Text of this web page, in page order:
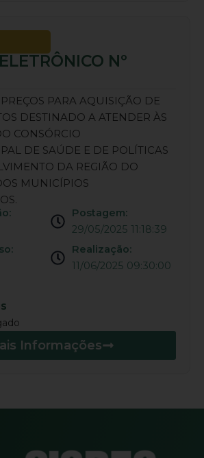
Nº
PARA AQUISIÇÃO DE
DESTINADO A ATENDER ÀS
CONSÓRCIO
DE SAÚDE E DE POLÍTICAS
DA REGIÃO DO
MUNICÍPIOS
Postagem:
29/05/2025 11:18:39
Realização:
11/06/2025 09:30:00
Informações